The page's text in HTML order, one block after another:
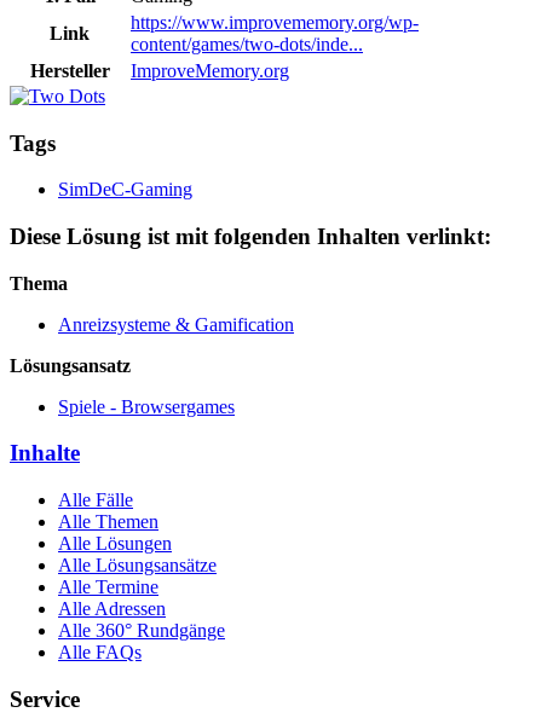
Link
https://www.improvememory.org/wp-
content/games/two-dots/inde...
Hersteller
ImproveMemory.org
Tags
SimDeC-Gaming
Diese Lösung ist mit folgenden Inhalten verlinkt:
Thema
Anreizsysteme & Gamification
Lösungsansatz
Spiele - Browsergames
Inhalte
Alle Fälle
Alle Themen
Alle Lösungen
Alle Lösungsansätze
Alle Termine
Alle Adressen
Alle 360° Rundgänge
Alle FAQs
Service